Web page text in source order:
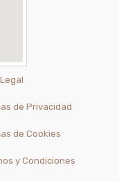
de Privacidad
de Cookies
y Condiciones